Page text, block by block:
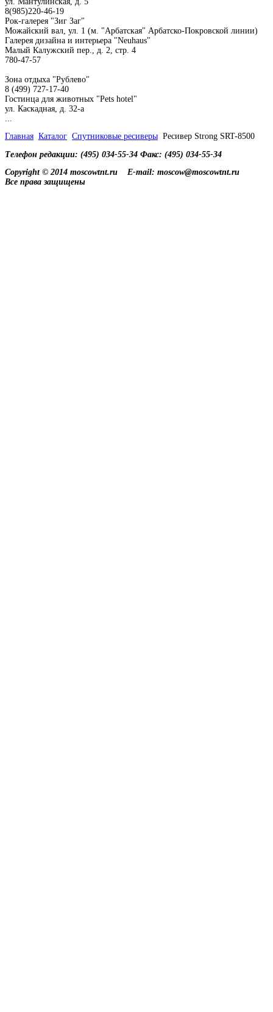
8(985)220-46-19
Рок-галерея "Зиг Заг"
Можайский вал, ул. 1 (м. "Арбатская" Арбатско-Покровской линии)
Галерея дизайна и интерьера "Neuhaus"
Малый Калужский пер., д. 2, стр. 4
780-47-57
Зона отдыха "Рублево"
8 (499) 727-17-40
Гостинца для животных "Рets hotel"
ул. Каскадная, д. 32-а
Главная Каталог Спутниковые ресиверы Ресивер Strong SRT-8500
Телефон редакции: (495) 034-55-34 Факс: (495) 034-55-34
Copyright © 2014 moscowtnt.ru
E-mail: moscow@moscowtnt.ru
Все права защищены